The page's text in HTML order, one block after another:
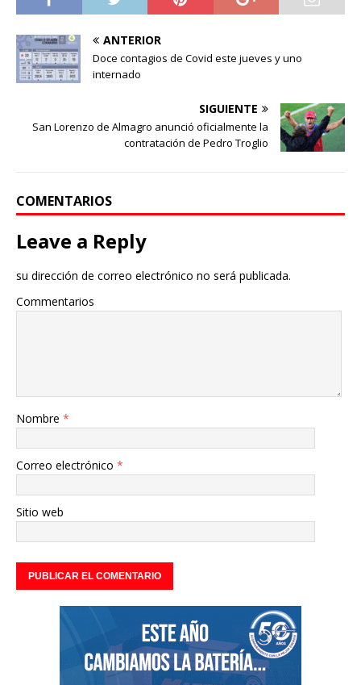
ANTERIOR
Doce contagios de Covid este jueves y uno
internado
SIGUIENTE
San Lorenzo de Almagro anunció oficialmente la
contratación de Pedro Troglio
COMENTARIOS
Leave a Reply
su dirección de correo electrónico no será publicada.
Commentarios
Nombre *
Correo electrónico *
Sitio web